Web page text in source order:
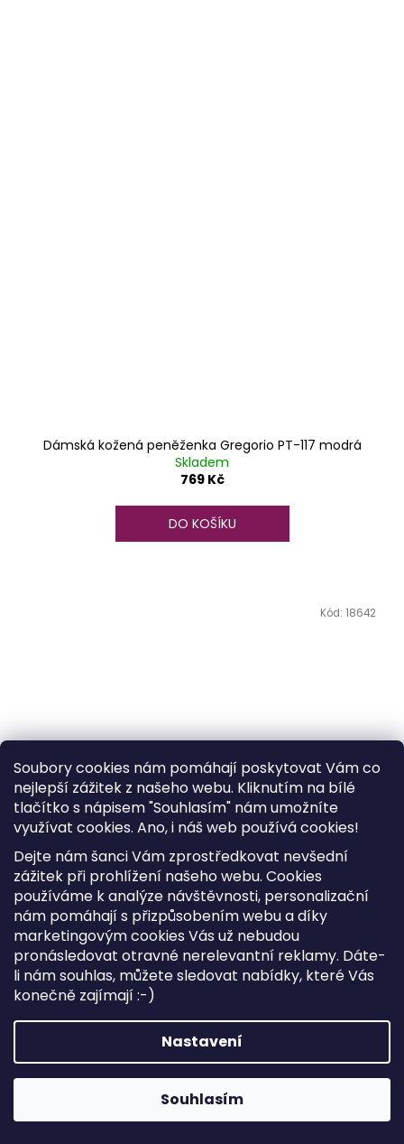
Soubory cookies nám pomáhají poskytovat Vám co
nejlepší zážitek z našeho webu. Kliknutím na bílé
tlačítko s nápisem "Souhlasím" nám umožníte
využívat cookies. Ano, i náš web používá cookies!
Dejte nám šanci Vám zprostředkovat nevšední
zážitek při prohlížení našeho webu. Cookies
používáme k analýze návštěvnosti, personalizační
nám pomáhají s přizpůsobením webu a díky
marketingovým cookies Vás už nebudou
pronásledovat otravné nerelevantní reklamy. Dáte-
li nám souhlas, můžete sledovat nabídky, které Vás
konečně zajímají :-)
Nastavení
Souhlasím
Dámská kožená peněženka Gregorio PT-117 modrá
Skladem
769 Kč
DO KOŠÍKU
Dámská kožená peněženka Gregorio BC-100 modrá
Skladem
Kód: 18642